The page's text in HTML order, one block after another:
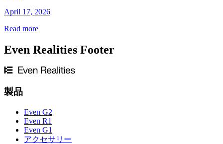
April 17, 2026
Read more
Even Realities Footer
製品
Even G2
Even R1
Even G1
アクセサリー